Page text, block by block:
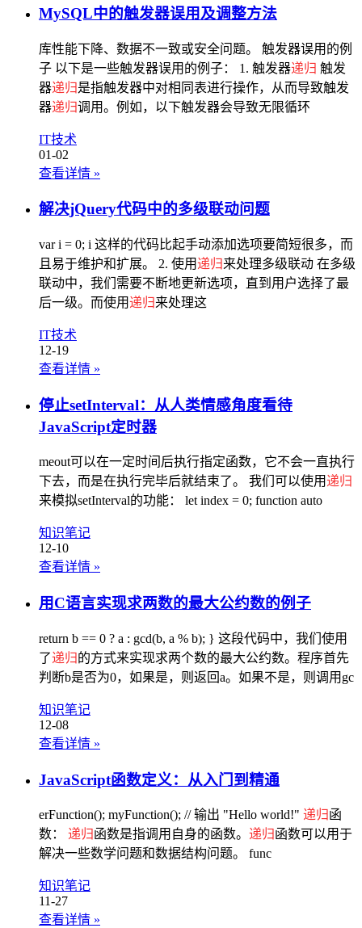
MySQL中的触发器误用及调整方法
库性能下降、数据不一致或安全问题。 触发器误用的例
子 以下是一些触发器误用的例子： 1. 触发器递归 触发
器递归是指触发器中对相同表进行操作，从而导致触发
器递归调用。例如，以下触发器会导致无限循环
IT技术
01-02
查看详情 »
解决jQuery代码中的多级联动问题
var i = 0; i 这样的代码比起手动添加选项要简短很多，而
且易于维护和扩展。 2. 使用递归来处理多级联动 在多级
联动中，我们需要不断地更新选项，直到用户选择了最
后一级。而使用递归来处理这
IT技术
12-19
查看详情 »
停止setInterval：从人类情感角度看待
JavaScript定时器
meout可以在一定时间后执行指定函数，它不会一直执行
下去，而是在执行完毕后就结束了。 我们可以使用递归
来模拟setInterval的功能： let index = 0; function auto
知识笔记
12-10
查看详情 »
用C语言实现求两数的最大公约数的例子
return b == 0 ? a : gcd(b, a % b); } 这段代码中，我们使用
了递归的方式来实现求两个数的最大公约数。程序首先
判断b是否为0，如果是，则返回a。如果不是，则调用gc
知识笔记
12-08
查看详情 »
JavaScript函数定义：从入门到精通
erFunction(); myFunction(); // 输出 "Hello world!" 递归函
数： 递归函数是指调用自身的函数。 递归函数可以用于
解决一些数学问题和数据结构问题。 func
知识笔记
11-27
查看详情 »